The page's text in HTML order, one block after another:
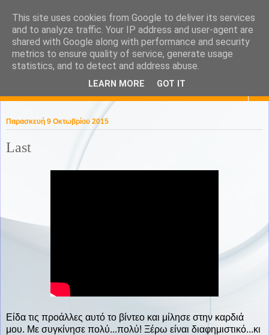
KaPa. Me without you...tea
without a biscuit!
Παρασκευή 9 Οκτωβρίου 2015
Last
Είδα τις προάλλες αυτό το βίντεο και μίλησε στην καρδιά
μου. Με συγκίνησε πολύ...πολύ! Ξέρω είναι διαφημιστικό...κι
This site uses cookies from Google to deliver its services
and to analyze traffic. Your IP address and user-agent are
shared with Google along with performance and security
metrics to ensure quality of service, generate usage
statistics, and to detect and address abuse.
LEARN MORE GOT IT